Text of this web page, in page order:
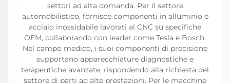
settori ad alta domanda. Per il settore
automobilistico, fornisce componenti in alluminio e
acciaio inossidabile lavorati al CNC su specifiche
OEM, collaborando con leader come Tesla e Bosch.
Nel campo medico, i suoi componenti di precisione
supportano apparecchiature diagnostiche e
terapeutiche avanzate, rispondendo alla richiesta del
settore di parti ad alte prestazioni. Per le macchine